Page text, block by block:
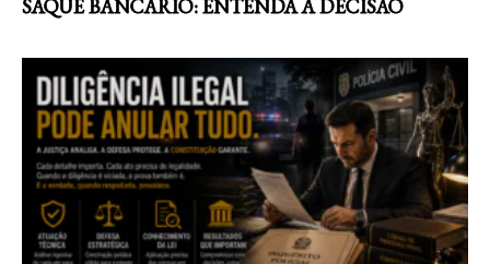
SAQUE BANCÁRIO: ENTENDA A DECISÃO